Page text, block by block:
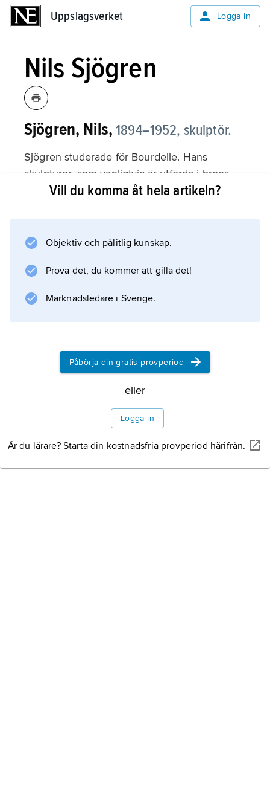
Uppslagsverket Logga in
Nils Sjögren
Sjögren, Nils, 1894–1952, skulptör.
Sjögren studerade för Bourdelle. Hans
skulpturer, som vanligtvis är utförda i brons,
kännetecknas av frodig realism och stor
Örebro och fontänskulpturen
vid Malmö stadsteater.
Vill du komma åt hela artikeln?
Objektiv och pålitlig kunskap.
Prova det, du kommer att gilla det!
Marknadsledare i Sverige.
Påbörja din gratis provperiod
eller
Logga in
Är du lärare? Starta din kostnadsfria provperiod härifrån.